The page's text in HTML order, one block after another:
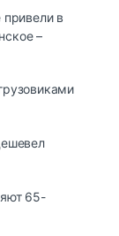
в
–
65-